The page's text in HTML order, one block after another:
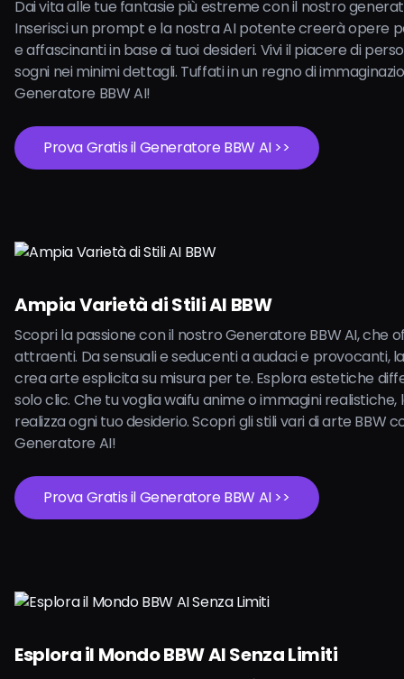
Dai vita alle tue fantasie più estreme con il nostro
Inserisci un prompt e la nostra AI potente creerà opere
e affascinanti in base ai tuoi desideri. Vivi il piacere di
sogni nei minimi dettagli. Tuffati in un regno di
Generatore BBW AI!
Prova Gratis il Generatore BBW AI >>
Ampia Varietà di Stili AI BBW
Scopri la passione con il nostro Generatore BBW AI, che
attraenti. Da sensuali e seducenti a audaci e provocanti,
crea arte esplicita su misura per te. Esplora estetiche
solo clic. Che tu voglia waifu anime o immagini realistiche,
realizza ogni tuo desiderio. Scopri gli stili vari di arte BBW
Generatore AI!
Prova Gratis il Generatore BBW AI >>
Esplora il Mondo BBW AI Senza Limiti